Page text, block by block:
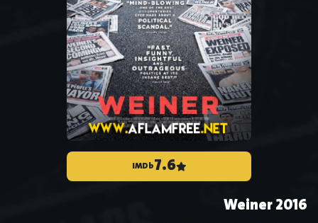
7.6
IMDb
Weiner 2016